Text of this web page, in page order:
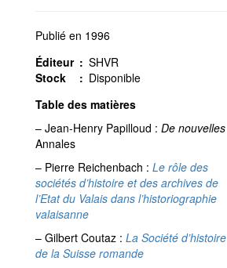
Publié en 1996
Éditeur : SHVR
Stock
: Disponible
Table des matières
– Jean-Henry Papilloud : De nouvelles
Annales
– Pierre Reichenbach : Le rôle des
sociétés d’histoire et des archives de
l’Etat du Valais dans l’historiographie
valaisanne
– Gilbert Coutaz : La Société d’histoire
de la Suisse romande